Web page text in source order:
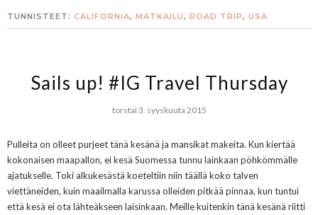
TUNNISTEET: CALIFORNIA, MATKAILU, ROAD TRIP, USA
Sails up! #IG Travel Thursday
torstai 3. syyskuuta 2015
Pulleita on olleet purjeet tänä kesänä ja mansikat makeita. Kun kiertää
kokonaisen maapallon, ei kesä Suomessa tunnu lainkaan pöhkömmälle
ajatukselle. Toki alkukesästä koeteltiin niin täällä koko talven
viettäneiden, kuin maailmalla karussa olleiden pitkää pinnaa, kun tuntui
että kesä ei ota lähteäkseen laisinkaan. Meille kuitenkin tänä kesänä riitti